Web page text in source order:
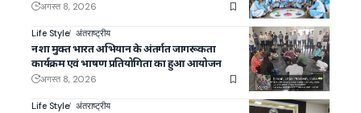
अगस्त 8, 2026
Life Style अंतराष्ट्रीय
नशा मुक्त भारत अभियान के अंतर्गत जागरूकता
कार्यक्रम एवं भाषण प्रतियोगिता का हुआ आयोजन
अगस्त 8, 2026
Life Style अंतराष्ट्रीय